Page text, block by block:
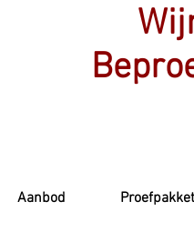
Aanbod